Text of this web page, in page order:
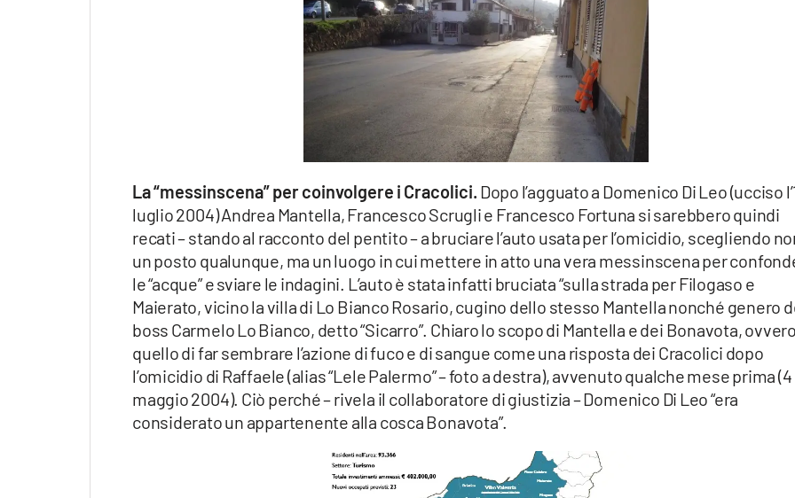
La “messinscena” per coinvolgere i Cracolici. Dopo l’agguato a Domenico Di Leo (ucciso
luglio 2004) Andrea Mantella, Francesco Scrugli e Francesco Fortuna si sarebbero quindi
recati – stando al racconto del pentito – a bruciare l’auto usata per l’omicidio, scegliendo
un posto qualunque, ma un luogo in cui mettere in atto una vera messinscena per
le “acque” e sviare le indagini. L’auto è stata infatti bruciata “sulla strada per Filogaso e
Maierato, vicino la villa di Lo Bianco Rosario, cugino dello stesso Mantella nonché genero
boss Carmelo Lo Bianco, detto “Sicarro”. Chiaro lo scopo di Mantella e dei Bonavota, ovvero
quello di far sembrare l’azione di fuco e di sangue come una risposta dei Cracolici dopo
l’omicidio di Raffaele (alias “Lele Palermo” – foto a destra), avvenuto qualche mese prima (4
maggio 2004). Ciò perché – rivela il collaboratore di giustizia – Domenico Di Leo “era
considerato un appartenente alla cosca Bonavota”.